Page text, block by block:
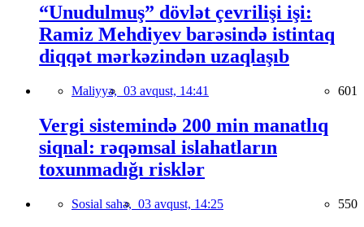
“Unudulmuş” dövlət çevrilişi işi:
Ramiz Mehdiyev barəsində istintaq
diqqət mərkəzindən uzaqlaşıb
Maliyyə, 03 avqust, 14:41 601
Vergi sistemində 200 min manatlıq
siqnal: rəqəmsal islahatların
toxunmadığı risklər
Sosial sahə, 03 avqust, 14:25 550